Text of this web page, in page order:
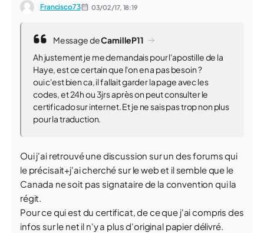
Francisco73 03/02/17, 18:19
Message deCamilleP11
Ah justement je me demandais pour l'apostille de la
Haye, est ce certain que l'on en a pas besoin ?
oui c'est bien ca, il fallait garder la page avec les
codes, et 24h ou 3jrs après on peut consulter le
certificado sur internet. Et je ne sais pas trop non plus
pour la traduction.
Oui j'ai retrouvé une discussion sur un des forums qui
le précisait+j'ai cherché sur le web et il semble que le
Canada ne soit pas signataire de la convention qui la
régit.
Pour ce qui est du certificat, de ce que j'ai compris des
infos sur le net il n'y a plus d'original papier délivré.